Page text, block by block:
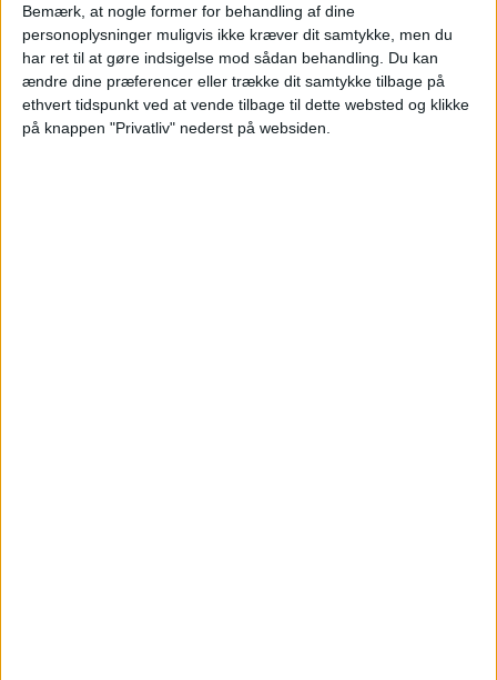
Bemærk, at nogle former for behandling af dine
personoplysninger muligvis ikke kræver dit samtykke, men du
har ret til at gøre indsigelse mod sådan behandling. Du kan
ændre dine præferencer eller trække dit samtykke tilbage på
ethvert tidspunkt ved at vende tilbage til dette websted og klikke
på knappen "Privatliv" nederst på websiden.
Anderlecht (1)
Andorra (4)
Antigua (2)